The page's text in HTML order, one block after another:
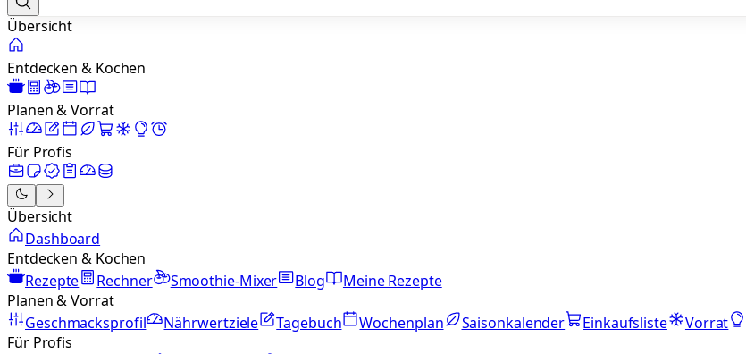
Übersicht
Entdecken & Kochen
Planen & Vorrat
Für Profis
Übersicht
Dashboard
Entdecken & Kochen
Rezepte
Rechner Smoothie-Mixer Blog
Meine Rezepte
Planen & Vorrat
Geschmacksprofil
Nährwertziele Tagebuch Wochenplan Saisonkalender Einkaufsliste Vorrat
Für Profis